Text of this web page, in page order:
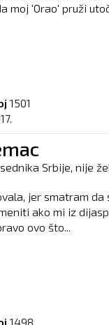
moj 'Orao' pruži
1501
Srbije, nije
jer smatram da
ako mi iz
ovo što...
1498